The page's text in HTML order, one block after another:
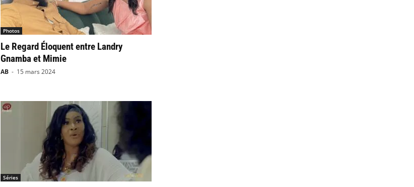
Photos
Le Regard Éloquent entre Landry
Gnamba et Mimie
AB - 15 mars 2024
Séries